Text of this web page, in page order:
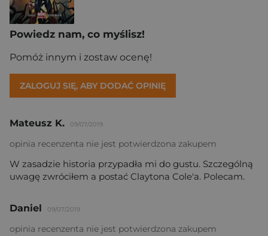
Powiedz nam, co myślisz!
Pomóż innym i zostaw ocenę!
ZALOGUJ SIĘ, ABY DODAĆ OPINIĘ
Mateusz K. 09/07/2019
opinia recenzenta nie jest potwierdzona zakupem
W zasadzie historia przypadła mi do gustu. Szczególną
uwagę zwróciłem a postać Claytona Cole'a. Polecam.
Daniel 09/07/2019
opinia recenzenta nie jest potwierdzona zakupem